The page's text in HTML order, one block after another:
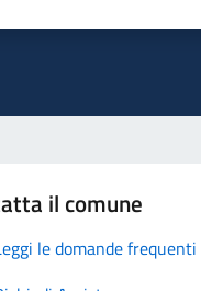
il comune
le domande frequenti